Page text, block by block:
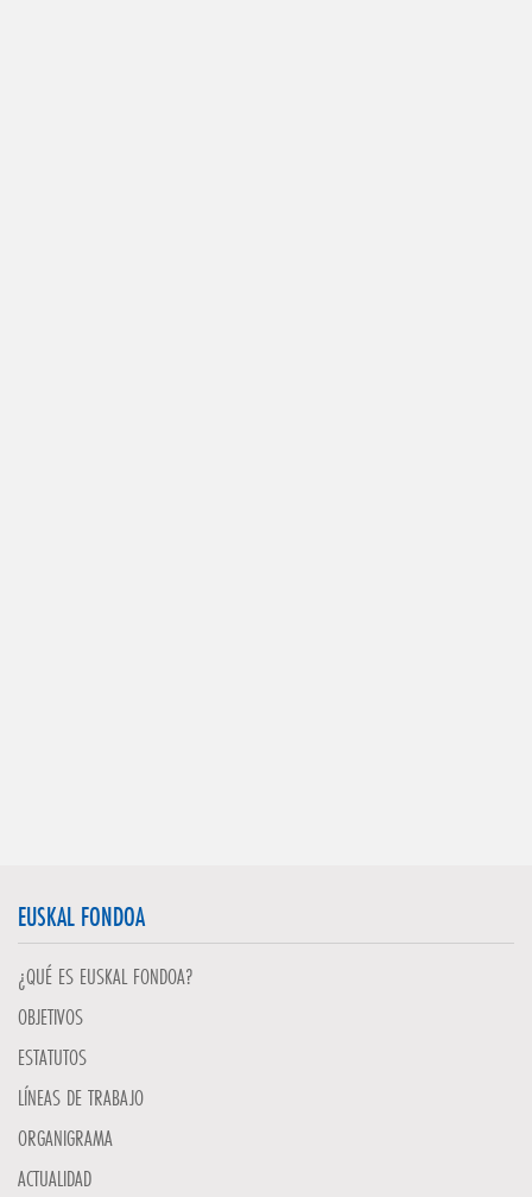
EUSKAL FONDOA
¿QUÉ ES EUSKAL FONDOA?
OBJETIVOS
ESTATUTOS
LÍNEAS DE TRABAJO
ORGANIGRAMA
ACTUALIDAD